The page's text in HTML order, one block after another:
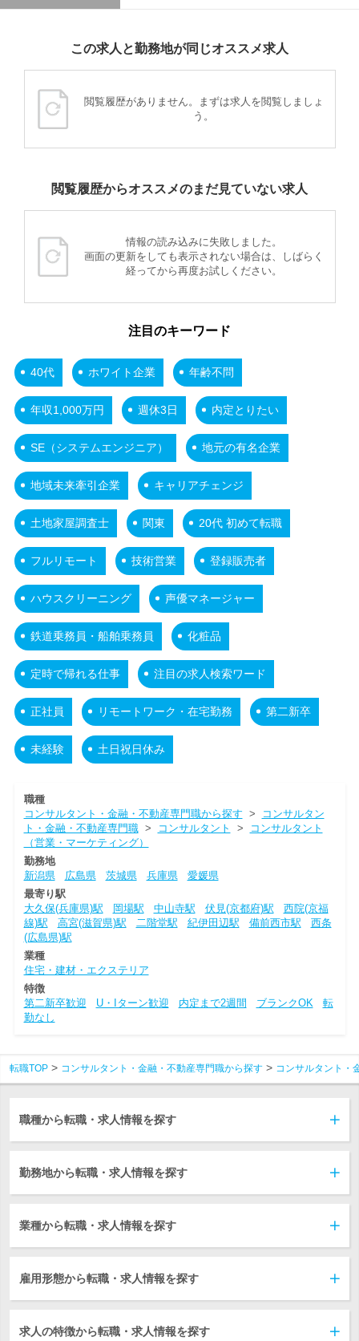
この求人と勤務地が同じオススメ求人
閲覧履歴がありません。まずは求人を閲覧しましょ
う。
閲覧履歴からオススメのまだ見ていない求人
情報の読み込みに失敗しました。
画面の更新をしても表示されない場合は、しばらく
経ってから再度お試しください。
注目のキーワード
40代 ホワイト企業 年齢不問
年収1,000万円 週休3日 内定とりたい
SE（システムエンジニア） 地元の有名企業
地域未来牽引企業 キャリアチェンジ
土地家屋調査士 関東 20代 初めて転職
フルリモート 技術営業 登録販売者
ハウスクリーニング 声優マネージャー
鉄道乗務員・船舶乗務員 化粧品
定時で帰れる仕事 注目の求人検索ワード
正社員 リモートワーク・在宅勤務 第二新卒
未経験 土日祝日休み
職種
コンサルタント・金融・不動産専門職から探す >
コンサルタン
ト・金融・不動産専門職> コンサルタント >
コンサルタント
（営業・マーケティング）
勤務地
新潟県
広島県 茨城県 兵庫県
愛媛県
最寄り駅
大久保(兵庫県)駅
岡場駅 中山寺駅 伏見(京都府)駅
西院(京福
線)駅
高宮(滋賀県)駅 二階堂駅 紀伊田辺駅 備前西市駅
西条
(広島県)駅
業種
住宅・建材・エクステリア
特徴
第二新卒歓迎
U・Iターン歓迎 内定まで2週間 ブランクOK
転
勤なし
転職TOP コンサルタント・金融・不動産専門職から探す コンサルタント・
職種から転職・求人情報を探す
勤務地から転職・求人情報を探す
業種から転職・求人情報を探す
雇用形態から転職・求人情報を探す
求人の特徴から転職・求人情報を探す